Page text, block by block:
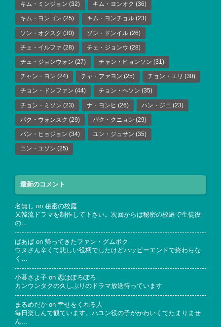
キム・ミンジョン (32) キム・ヨンオク (36)
キム・ヨンゴン (25) キム・ヨンチョル (23)
ソン・オクスク (30) ソン・ドンイル (26)
チェ・イルファ (28) チェ・ジョンウ (28)
チェ・ジョンウォン (27) チャン・ヒョンソン (31)
チャン・ヨン (24) チャ・ファヨン (25) チョン・エリ (30)
チョン・ドンファン (44) チョン・ヘソン (35)
チョン・ミソン (23) ナ・ヨンヒ (26) ハン・ジニ (23)
パク・ウォンスク (29) パク・クニョン (29)
パン・ヒョジョン (34) ユン・ジュサン (35)
ユン・ユソン (25)
最新のコメント
名無し on 秘密の校庭
又韓流ドラマを制作して下さい。次回からは秘密の校庭で生徒役
の…
ばあば on 帰ってきたファン・グムボク
ウヌさん辛くて悲しい役柄でしたけどハッピーエンドで終わらな
く…
小暮さよ子 on 恋はぽろぽろ
カンウンタクの久しぶりのドラマ放送待っています
まるめだか on 幸せをくれる人
毎日楽しんで観ています。ハユン役の子がかわいくてたまりませ
ん…